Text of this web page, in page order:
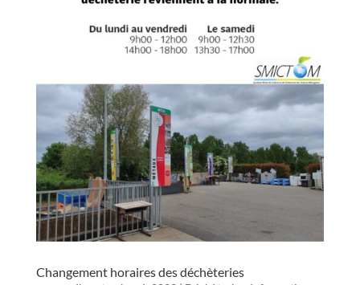
Changement horaires des déchèteries